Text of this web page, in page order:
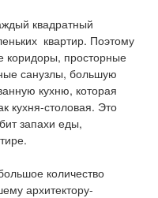
квадратный
квартир. Поэтому
коридоры, просторные
санузлы, большую
кухню, которая
кухня-столовая. Это
запахи еды,
количество
архитектору-